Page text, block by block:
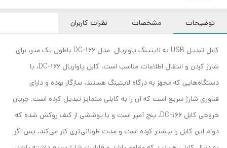
توضیحات مشخصات نظرات کاربران
کابل تبدیل USB به لایتینگ پاواریال مدل DC-166 باطول یک متر، برای
شارژ کردن و انتقال اطلاعات مناسب است. کابل پاواریال DC-166، با
دستگاه‌هایی که مجهز به درگاه لایتینگ هستند، سازگار بوده و دارای
فناوری شارژ سریع است که آن را به کابلی متمایز تبدیل کرده است. جریان
خروجی کابل DC-166، پنج آمپر است و با پوششی از کنف روکش شده که
دوام این کابل را بیشتر کرده است و مدت طولانی‌تری کار می‌‎کند. پس اگر